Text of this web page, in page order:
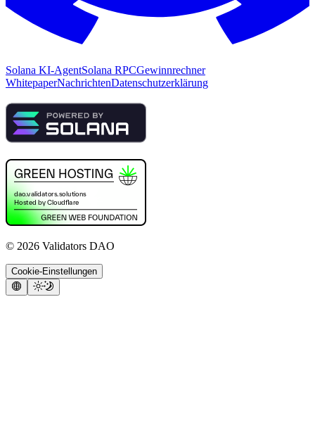
Solana KI-AgentSolana RPCGewinnrechner
WhitepaperNachrichtenDatenschutzerklärung
© 2026 Validators DAO
Cookie-Einstellungen